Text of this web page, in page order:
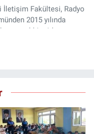
Fakültesi, Radyo
2015 yılında
bir şirkette
haber sitesinde
içerik üretiyorum.